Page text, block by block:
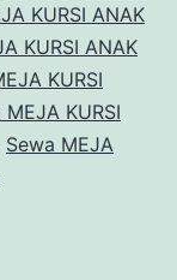
KURSI ANAK
KURSI ANAK
KURSI
MEJA KURSI
Sewa MEJA